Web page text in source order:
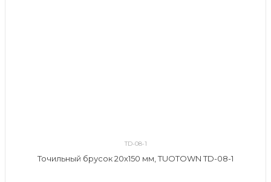
TD-08-1
Точильный брусок 20х150 мм, TUOTOWN TD-08-1